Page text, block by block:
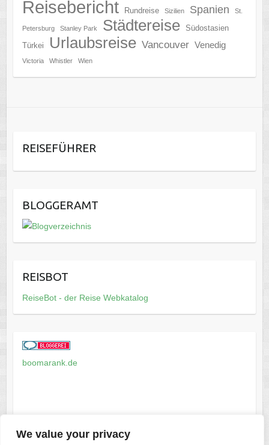
We value your privacy
Reisebericht Rundreise Sizilien Spanien St.
Petersburg Stanley Park Städtereise
Südostasien
Türkei
Urlaubsreise Vancouver Venedig
Victoria Whistler Wien
REISEFÜHRER
BLOGGERAMT
REISBOT
ReiseBot - der Reise Webkatalog
boomarank.de